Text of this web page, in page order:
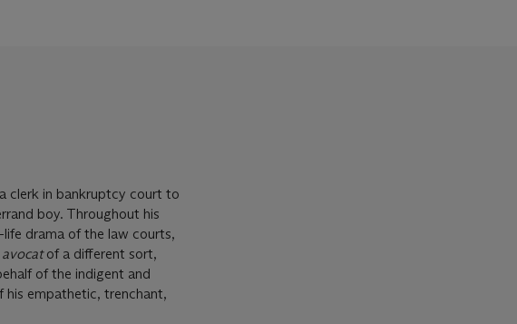
clerk in bankruptcy court to
boy. Throughout his
drama of the law courts,
avocatof a different sort,
of the indigent and
empathetic, trenchant,